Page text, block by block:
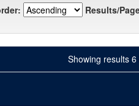
Results/
Showing results